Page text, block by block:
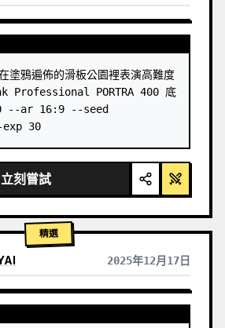
塗鴉遍佈的滑板公園裡表演高難度
Professional PORTRA 400 底
--ar 16:9 --seed
exp 30
立刻嘗試
精選
2025年12月17日